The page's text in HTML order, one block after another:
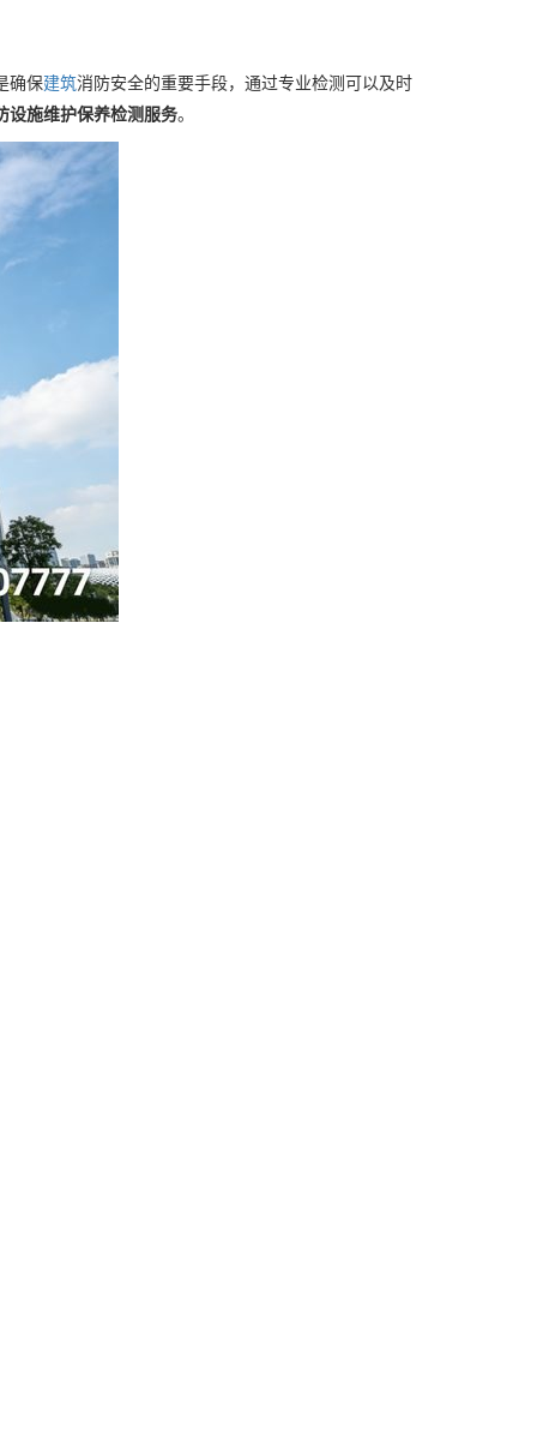
确保建筑消防安全的重要手段，通过专业检测可以及时
设施维护保养检测服务。